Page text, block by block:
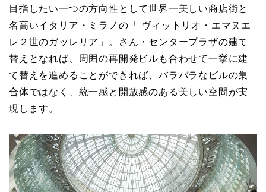
目指したい一つの方向性として世界一美しい商店街と
名高いイタリア・ミラノの「 ヴィットリオ・エマヌエ
レ２世のガッレリア」。さん・センタープラザの建て
替えとなれば、周囲の再開発ビルも合わせて一挙に建
て替えを進めることができれば、バラバラなビルの集
合体ではなく、統一感と開放感のある美しい空間が実
現します。